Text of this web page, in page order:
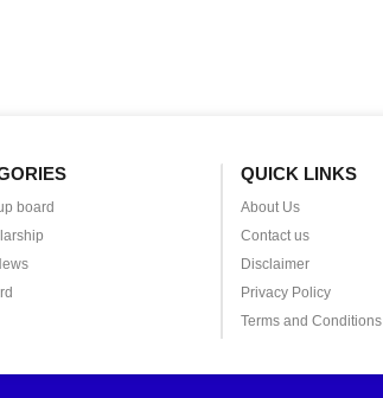
board
QUICK LINKS
About Us
Contact us
Disclaimer
Privacy Policy
Terms and Conditions